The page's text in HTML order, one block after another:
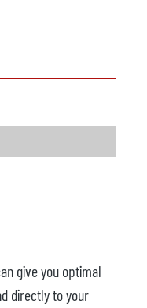
give you optimal
directly to your